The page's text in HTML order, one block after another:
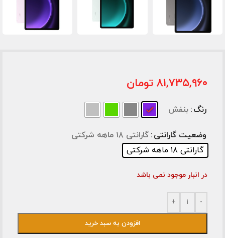
۸۱,۷۳۵,۹۶۰ تومان
رنگ بنفش
وضعیت گارانتی گارانتی ۱۸ ماهه شرکتی
گارانتی ۱۸ ماهه شرکتی
در انبار موجود نمی باشد
-
+
افزودن به سبد خرید